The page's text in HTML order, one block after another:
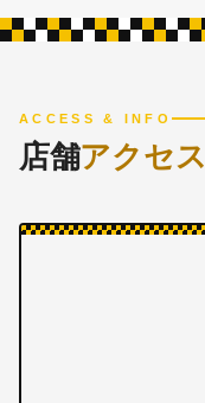
ACCESS & INFO
店舗アクセス